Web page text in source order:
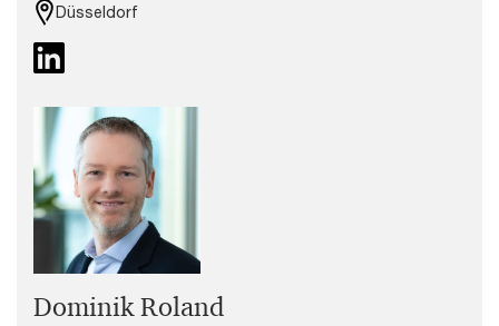
Düsseldorf
Dominik Roland